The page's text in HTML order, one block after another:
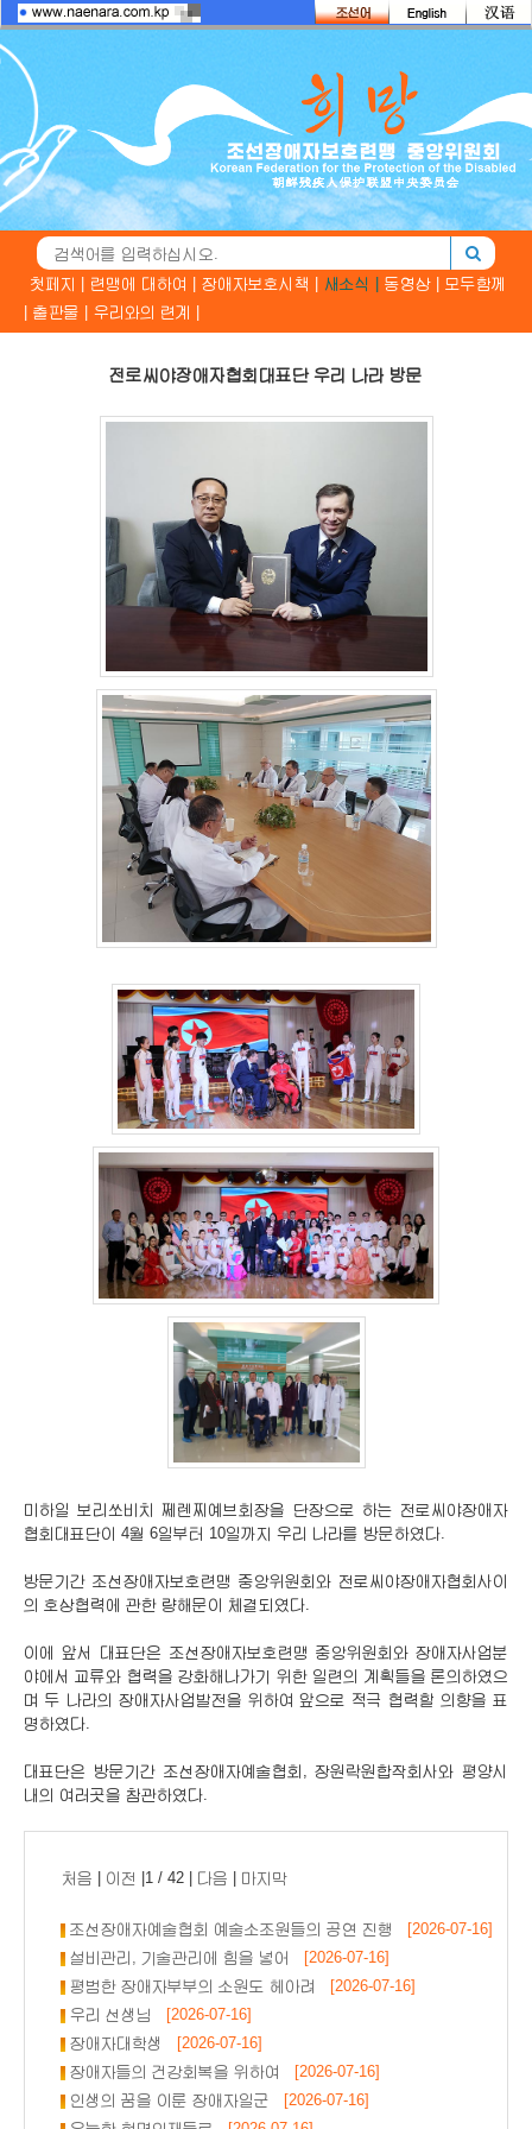
첫페지 | 련맹에 대하여 | 장애자보호시책 | 새소식 | 동영상 |
모두함께
출판물 | 우리와의 련계 |
전로씨야장애자협회대표단 우리 나라 방문
미하일 보리쏘비치 쩨렌찌예브회장을 단장으로 하는 전로씨야장애자
협회대표단이 4월 6일부터 10일까지 우리 나라를 방문하였다.
방문기간 조선장애자보호련맹 중앙위원회와 전로씨야장애자협회사이
의 호상협력에 관한 량해문이 체결되였다.
이에 앞서 대표단은 조선장애자보호련맹 중앙위원회와 장애자사업분
야에서 교류와 협력을 강화해나가기 위한 일련의 계획들을 론의하였으
며 두 나라의 장애자사업발전을 위하여 앞으로 적극 협력할 의향을 표
명하였다.
대표단은 방문기간 조선장애자예술협회, 장원락원합작회사와 평양시
내의 여러곳을 참관하였다.
처음 이전 |1 / 42 | 다음 마지막
조선장애자예술협회 예술소조원들의 공연 진행
[2026-07-16]
설비관리, 기술관리에 힘을 넣어
[2026-07-16]
평범한 장애자부부의 소원도 헤아려
[2026-07-16]
우리 선생님
[2026-07-16]
장애자대학생
[2026-07-16]
장애자들의 건강회복을 위하여
[2026-07-16]
인생의 꿈을 이룬 장애자일군 [2026-07-16]